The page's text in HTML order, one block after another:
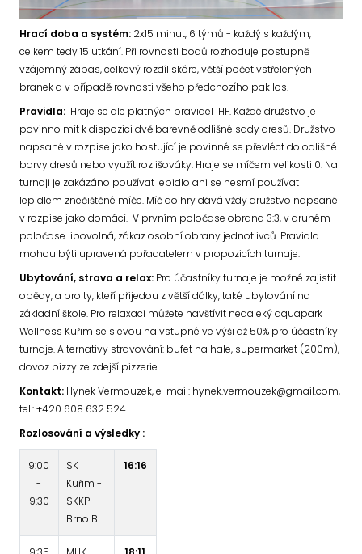
Hrací doba a systém:2x15 minut, 6 týmů - každý s každým,
celkem tedy 15 utkání. Při rovnosti bodů rozhoduje postupně
vzájemný zápas, celkový rozdíl skóre, větší počet vstřelených
branek a v případě rovnosti všeho předchozího pak los.
Pravidla: Hraje se dle platných pravidel IHF. Každé družstvo je
povinno mít k dispozici dvě barevně odlišné sady dresů. Družstvo
napsané v rozpise jako hostující je povinné se převléct do odlišné
barvy dresů nebo využít rozlišováky. Hraje se míčem velikosti 0. Na
turnaji je zakázáno používat lepidlo ani se nesmí používat
lepidlem znečištěné míče. Míč do hry dává vždy družstvo napsané
v rozpise jako domácí. V prvním poločase obrana 3:3, v druhém
poločase libovolná, zákaz osobní obrany jednotlivců. Pravidla
mohou býti upravená pořadatelem v propozicích turnaje.
Ubytování, strava a relax:Pro účastníky turnaje je možné zajistit
obědy, a pro ty, kteří přijedou z větší dálky, také ubytování na
základní škole. Pro relaxaci můžete navštívit nedaleký aquapark
Wellness Kuřim se slevou na vstupné ve výši až 50% pro účastníky
turnaje. Alternativy stravování: bufet na hale, supermarket (200m),
dovoz pizzy ze zdejší pizzerie.
Kontakt:Hynek Vermouzek, e-mail: hynek.vermouzek@gmail.com,
tel.: +420 608 632 524
Rozlosování a výsledky :
9:00
-
9:30
SK
Kuřim -
SKKP
Brno B
16:16